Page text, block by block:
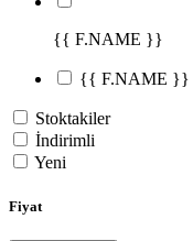
{{ F.NAME }}
{{ F.NAME }}
Stoktakiler
İndirimli
Yeni
Fiyat